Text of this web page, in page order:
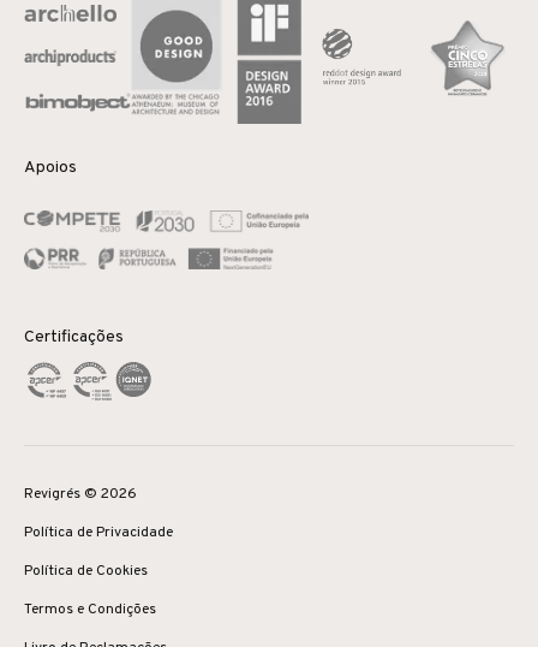
Apoios
Certificações
Revigrés © 2026
Política de Privacidade
Política de Cookies
Termos e Condições